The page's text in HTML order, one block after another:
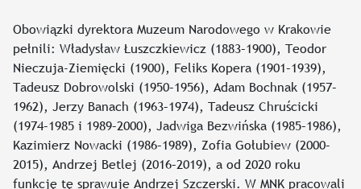
Obowiązki dyrektora Muzeum Narodowego w Krakowie
pełnili: Władysław Łuszczkiewicz (1883–1900), Teodor
Nieczuja-Ziemięcki (1900), Feliks Kopera (1901–1939),
Tadeusz Dobrowolski (1950–1956), Adam Bochnak (1957–
1962), Jerzy Banach (1963–1974), Tadeusz Chruścicki
(1974–1985 i 1989–2000), Jadwiga Bezwińska (1985–1986),
Kazimierz Nowacki (1986–1989), Zofia Gołubiew (2000–
2015), Andrzej Betlej (2016–2019), a od 2020 roku
funkcję tę sprawuje Andrzej Szczerski. W MNK pracowali